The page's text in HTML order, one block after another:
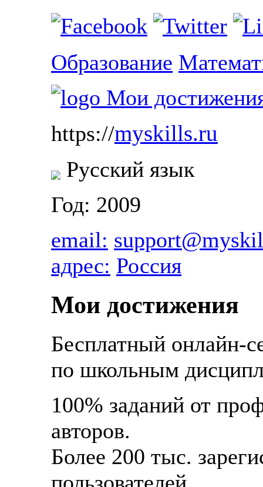
Образование
https://myskills.ru
Русский язык
Год: 2009
email:
адрес: Россия
Мои достижения
Бесплатный онлайн-
по школьным
100% заданий от
авторов.
Более 200 тыс.
пользователей.